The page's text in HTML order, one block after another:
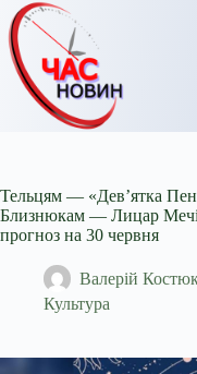
Перейти
до
вмісту
Тельцям — «Дев’ятка
Близнюкам — Лицар
прогноз на 30 червня
Валерій
Культура